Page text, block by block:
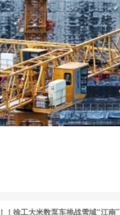
！徐工大米数泵车挑战雪域“江南”